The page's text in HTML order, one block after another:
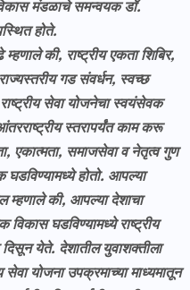
विकास मंडळाचे समन्वयक डॉ.
होते.
की, राष्ट्रीय एकता शिबिर,
गड संवर्धन, स्वच्छ
राष्ट्रीय सेवा योजनेचा स्वयंसेवक
स्तरापर्यंत काम करू
एकात्मता, समाजसेवा व नेतृत्व गुण
घडविण्यामध्ये होतो. आपल्या
म्हणाले की, आपल्या देशाचा
घडविण्यामध्ये राष्ट्रीय
दिसून येते. देशातील युवाशक्तीला
सेवा योजना उपक्रमाच्या माध्यमातून